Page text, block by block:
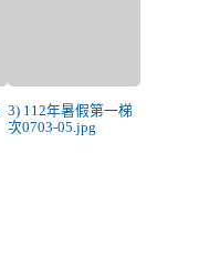
3) 112年暑假第一梯
次0703-05.jpg